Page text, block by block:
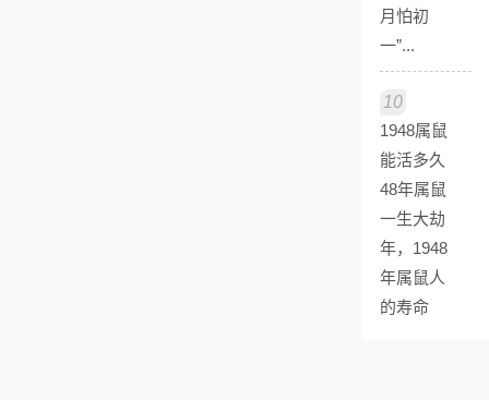
月怕初
一”...
10
1948属鼠
能活多久
48年属鼠
一生大劫
年，1948
年属鼠人
的寿命